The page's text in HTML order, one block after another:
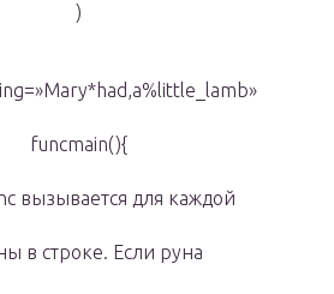
)
funcmain(){
вызывается для каждой
в строке. Если руна